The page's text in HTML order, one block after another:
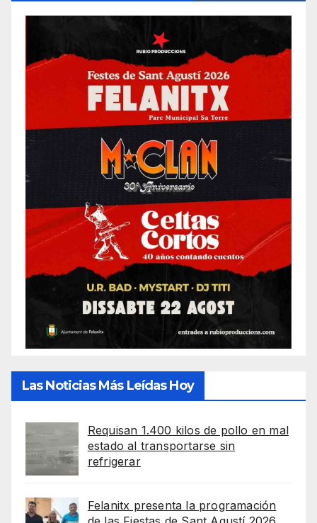
Las Noticias Más Leídas Hoy
Requisan 1.400 kilos de pollo en mal
estado al transportarse sin
refrigerar
Felanitx presenta la programación